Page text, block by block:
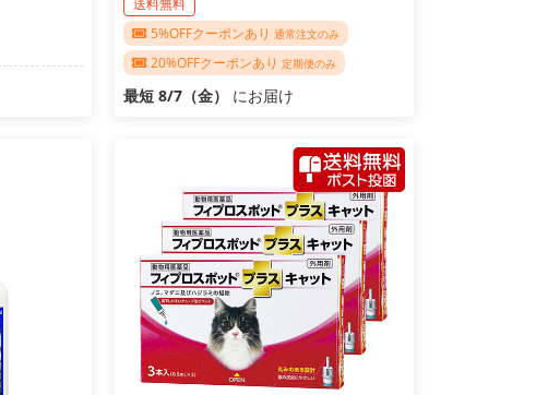
送料無料
5%OFFクーポンあり 通常注文のみ
20%OFFクーポンあり 定期便のみ
最短 8/7（金） にお届け